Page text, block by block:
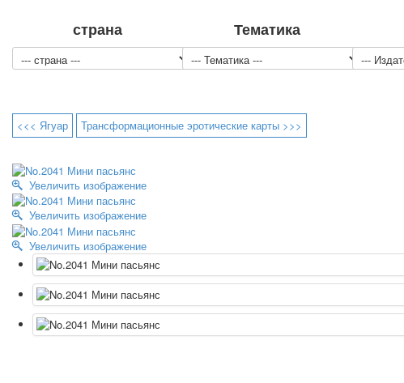
страна Тематика
<<< Ягуар Трансформационные эротические карты >>>
Увеличить изображение
Увеличить изображение
Увеличить изображение